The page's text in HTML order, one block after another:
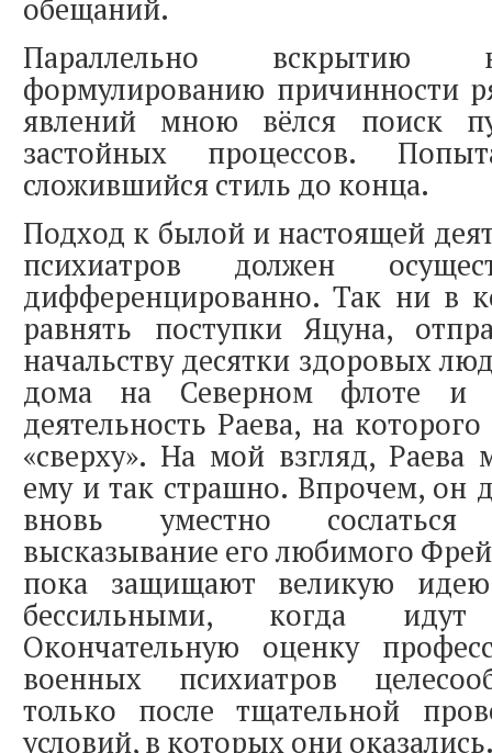
обещаний.
Параллельно вскрытию
формулированию причинности
явлений мною вёлся поиск
застойных процессов.
сложившийся стиль до конца.
Подход к былой и настоящей
психиатров должен
дифференцированно. Так ни в
равнять поступки Яцуна,
начальству десятки здоровых
дома на Северном флоте и
деятельность Раева, на
«сверху». На мой взгляд,
ему и так страшно. Впрочем, он
вновь уместно
высказывание его любимого
пока защищают великую
бессильными, когда
Окончательную оценку
военных психиатров
только после тщательной
условий, в которых они